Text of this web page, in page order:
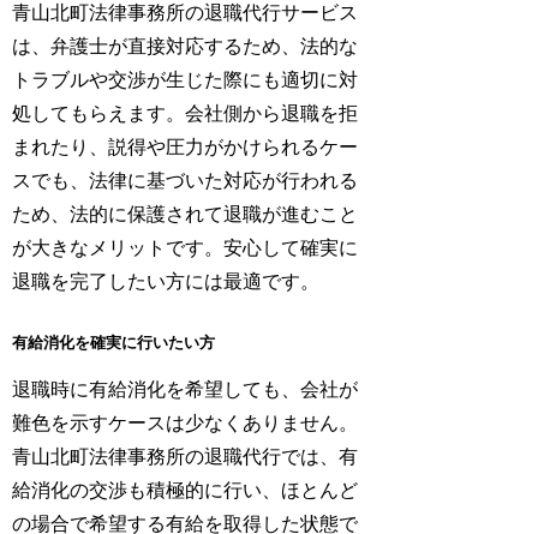
青山北町法律事務所の退職代行サービス
は、弁護士が直接対応するため、法的な
トラブルや交渉が生じた際にも適切に対
処してもらえます。会社側から退職を拒
まれたり、説得や圧力がかけられるケー
スでも、法律に基づいた対応が行われる
ため、法的に保護されて退職が進むこと
が大きなメリットです。安心して確実に
退職を完了したい方には最適です。
有給消化を確実に行いたい方
退職時に有給消化を希望しても、会社が
難色を示すケースは少なくありません。
青山北町法律事務所の退職代行では、有
給消化の交渉も積極的に行い、ほとんど
の場合で希望する有給を取得した状態で